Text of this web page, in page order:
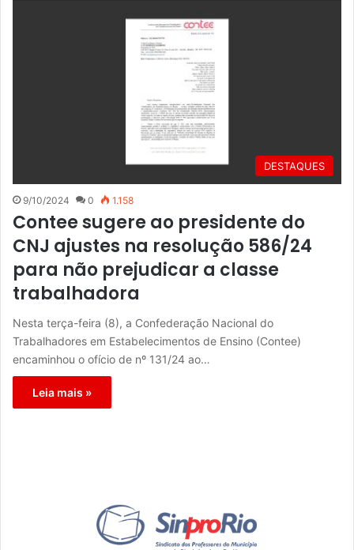
DESTAQUES
9/10/2024 0 1.158
Contee sugere ao presidente do
CNJ ajustes na resolução 586/24
para não prejudicar a classe
trabalhadora
Nesta terça-feira (8), a Confederação Nacional do
Trabalhadores em Estabelecimentos de Ensino (Contee)
encaminhou o ofício de nº 131/24 ao…
Leia mais »